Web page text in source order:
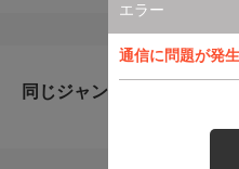
エラー
通信に問題が発
同じジャンルのおすすめ番組